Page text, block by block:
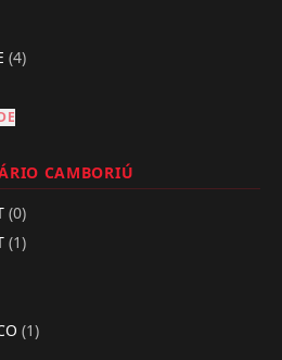
(4)
CAMBORIÚ
(0)
(1)
(1)